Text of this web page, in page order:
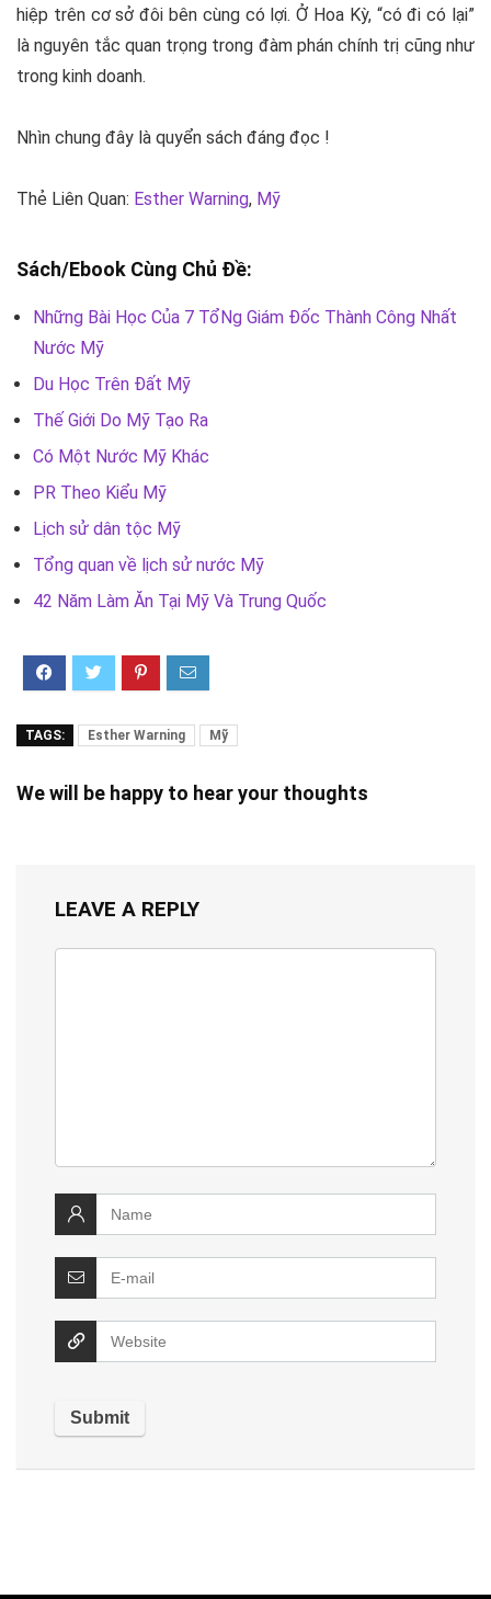
hiệp trên cơ sở đôi bên cùng có lợi. Ở Hoa Kỳ, “có đi có lại”
là nguyên tắc quan trọng trong đàm phán chính trị cũng như
trong kinh doanh.
Nhìn chung đây là quyển sách đáng đọc !
Thẻ Liên Quan: Esther Warning, Mỹ
Sách/Ebook Cùng Chủ Đề:
Những Bài Học Của 7 TổNg Giám Đốc Thành Công Nhất
Nước Mỹ
Du Học Trên Đất Mỹ
Thế Giới Do Mỹ Tạo Ra
Có Một Nước Mỹ Khác
PR Theo Kiểu Mỹ
Lịch sử dân tộc Mỹ
Tổng quan về lịch sử nước Mỹ
42 Năm Làm Ăn Tại Mỹ Và Trung Quốc
TAGS: Esther Warning Mỹ
We will be happy to hear your thoughts
LEAVE A REPLY